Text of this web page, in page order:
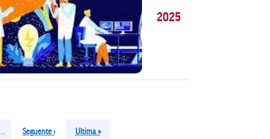
2025
… Pagina
Seguente › Ultima
Ultima »